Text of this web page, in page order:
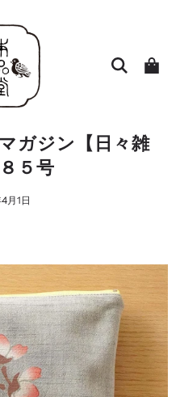
ガジン【日々雑
５号
月1日